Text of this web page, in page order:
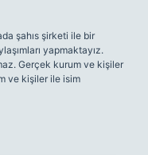
şahıs şirketi ile bir
yapmaktayız.
Gerçek kurum ve kişiler
ve kişiler ile isim